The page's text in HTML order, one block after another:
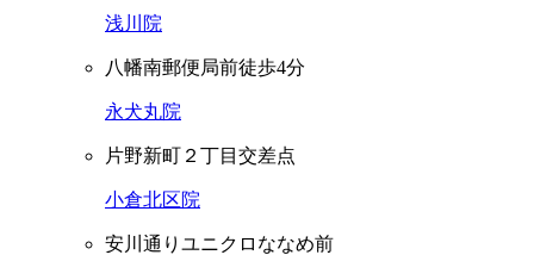
浅川院
八幡南郵便局前徒歩4分
永犬丸院
片野新町２丁目交差点
小倉北区院
安川通りユニクロななめ前